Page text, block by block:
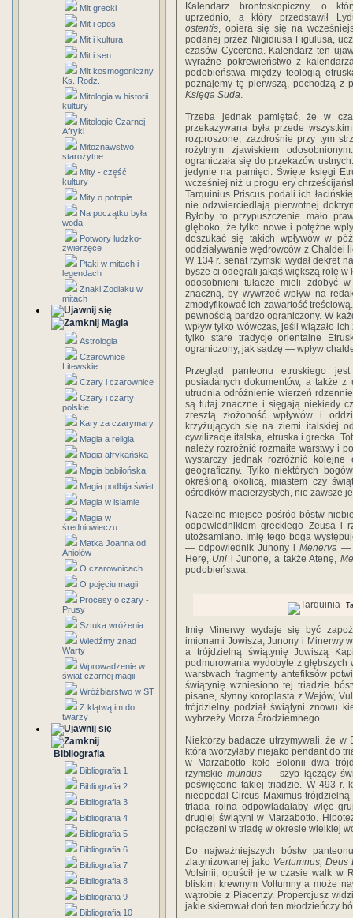
Mit grecki
Mit i epos
Mit i kultura
Mit i sen
Mit kosmogoniczny
Ks. Rodz.
Mitologia w historii
kultury
Mitologie Czarnej
Afryki
Mitoznawstwo
starożytne
Mity - część
kultury
Mity o potopie
Na początku była
woda
Potwory ludzko-
zwierzęce
Ptaki w mitach i
legendach
Znaki Zodiaku w
mitach
Magia
Astrologia
Czarownice
Litewskie
Czary i czarownice
Czary i czarty
polskie
Kary za czarymary
Magia a religia
Magia afrykańska
Magia babilońska
Magia podbija świat
Magia w islamie
Magia w
średniowieczu
Matka Joanna od
Aniołów
O czarownicach
O pojęciu magii
Procesy o czary -
Prusy
Sztuka wróżenia
Wiedźmy znad
Warty
Wprowadzenie w
świat czarnej magii
Wróżbiarstwo w ST
Z klątwą im do
twarzy
Bibliografia
Bibliografia 1
Bibliografia 2
Bibliografia 3
Bibliografia 4
Bibliografia 5
Bibliografia 6
Bibliografia 7
Bibliografia 8
Bibliografia 9
Bibliografia 10
Kalendarz brontoskopiczny, o
uprzednio, a który przedstawił
ostentis, opiera się się na
podanej przez Nigidiusa Figulusa,
czasów Cycerona. Kalendarz ten
wyraźne pokrewieństwo z
podobieństwa między teologią
poznajemy tę pierwszą, pochodzą z
Księga Suda.
Trzeba jednak pamiętać, że w
przekazywana była przede
rozproszone, zazdrośnie przy tym
rożytnym zjawiskiem
ograniczała się do przekazów
jedynie na pamięci. Święte księgi
wcześniej niż u progu ery
Tarquinius Priscus podali ich
nie odzwiercied­lają pierwotnej
Byłoby to przypuszczenie mało
głęboko, że tylko nowe i potężne
doszukać się ta­kich wpływów w
oddziaływanie wędrowców z Chaldei
W 134 r. senat rzymski wydał dekret
bysze ci odegrali jakąś większą rolę
odo­sobnieni tułacze mieli zdobyć
znaczną, by wywrzeć wpływ na
zmodyfikować ich zawartość
pewnością bardzo ograniczony. W
wpływ tylko wówczas, jeśli wiązało
tylko stare tradycje orientalne
ograniczony, jak sądzę — wpływ
Przegląd panteonu etruskiego
posiadanych doku­mentów, a także z
utrudnia odróżnienie wierzeń
są tutaj znaczne i sięgają niekiedy
zresztą zło­żoność wpływów i
krzyżujących się na ziemi ital­skiej
cywilizacje italska, etruska i grecka.
na­leży rozróżnić rozmaite warstwy i
wystarczy jed­nak rozróżnić kolejne
geograficzny. Tylko niektórych
określoną okolicą, miastem czy
ośrodków ma­cierzystych, nie zawsze
Naczelne miejsce pośród bóstw
odpowiedni­kiem greckiego Zeusa i
utożsamiano. Imię tego boga
— odpowiednik Junony iMenerva —
Herę, Uni i Junonę, a także Atenę,
podobieństwa.
Imię Minerwy wydaje się być
imionami Jowisza, Junony i Minerwy
a trójdzielną świątynię Jowiszą
podmurowania wydobyte z
war­stwach fragmenty antefiksów
świątynię wzniesiono tej triadzie
pisane, słynny koroplasta z Wejów,
trójdzielny podział świątyni znowu
wybrzeży Morza Śródziemnego.
Niektórzy badacze utrzymywali, że
która tworzy­łaby niejako pendant do
w Marzabotto koło Bolonii dwa
rzymskiemundus — szyb łączący
poświęcone takiej triadzie. W 493 r.
nieopodal Circus Maximus
triada rolna odpowia­dałaby więc
drugiej świątyni w Marzabotto.
połączeni w triadę w okresie wielkiej
Do najważniejszych bóstw
zlatynizowanej jako Vertumnus, Deus
Volsinii, opuścił je w czasie walk w
bliskim krewnym Voltumny a może
wątrobie z Piacenzy. Propercjusz
jakie skierował doń ten młodzieńczy